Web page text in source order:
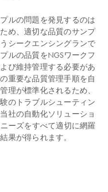
ルの問題を発見するのは
め、適切な品質のサンプ
シークエンシングランで
ルの品質をNGSワークフ
び維持管理する必要があ
重要な品質管理手順を自
理が標準化されるため、
のトラブルシューティン
社の自動化ソリューショ
ーズをすべて適切に網羅
果が得られます。